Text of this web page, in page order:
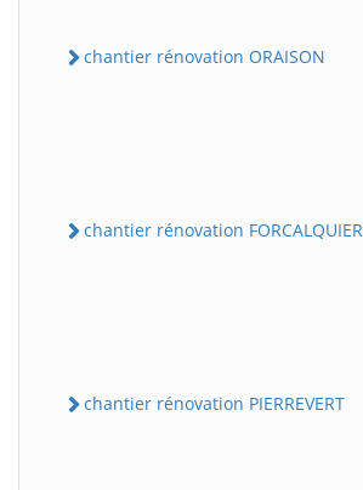
chantier rénovation ORAISON
chantier rénovation FORCALQUIER
chantier rénovation PIERREVERT